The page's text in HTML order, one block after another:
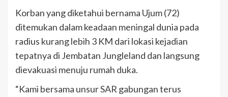
Korban yang diketahui bernama Ujum (72)
ditemukan dalam keadaan meningal dunia pada
radius kurang lebih 3 KM dari lokasi kejadian
tepatnya di Jembatan Jungleland dan langsung
dievakuasi menuju rumah duka.
“Kami bersama unsur SAR gabungan terus